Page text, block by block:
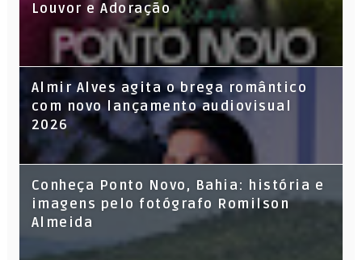
Louvor e Adoração
Almir Alves agita o brega romântico
com novo lançamento audiovisual
2026
Conheça Ponto Novo, Bahia: história e
imagens pelo fotógrafo Romilson
Almeida